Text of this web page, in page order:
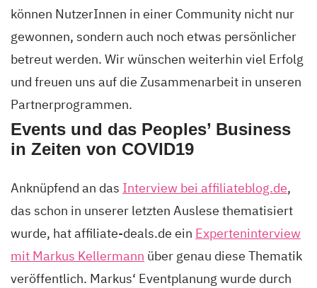
können NutzerInnen in einer Community nicht nur
gewonnen, sondern auch noch etwas persönlicher
betreut werden. Wir wünschen weiterhin viel Erfolg
und freuen uns auf die Zusammenarbeit in unseren
Partnerprogrammen.
Events und das Peoples’ Business
in Zeiten von COVID19
Anknüpfend an das Interview bei affiliateblog.de,
das schon in unserer letzten Auslese thematisiert
wurde, hat affiliate-deals.de ein Experteninterview
mit Markus Kellermann über genau diese Thematik
veröffentlich. Markus‘ Eventplanung wurde durch